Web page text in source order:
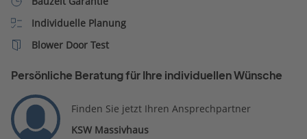
Individuelle Planung
Blower Door Test
Persönliche Beratung für Ihre individuellen Wünsche
Finden Sie jetzt Ihren Ansprechpartner
KSW Massivhaus